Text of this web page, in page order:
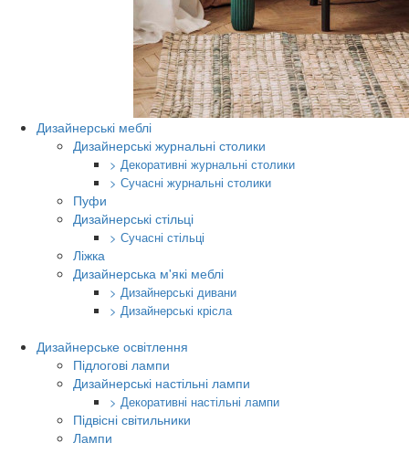
Дизайнерські меблі
Дизайнерські журнальні столики
> Декоративні журнальні столики
> Сучасні журнальні столики
Пуфи
Дизайнерські стільці
> Сучасні стільці
Ліжка
Дизайнерська м'які меблі
> Дизайнерські дивани
> Дизайнерські крісла
Дизайнерське освітлення
Підлогові лампи
Дизайнерські настільні лампи
> Декоративні настільні лампи
Підвісні світильники
Лампи